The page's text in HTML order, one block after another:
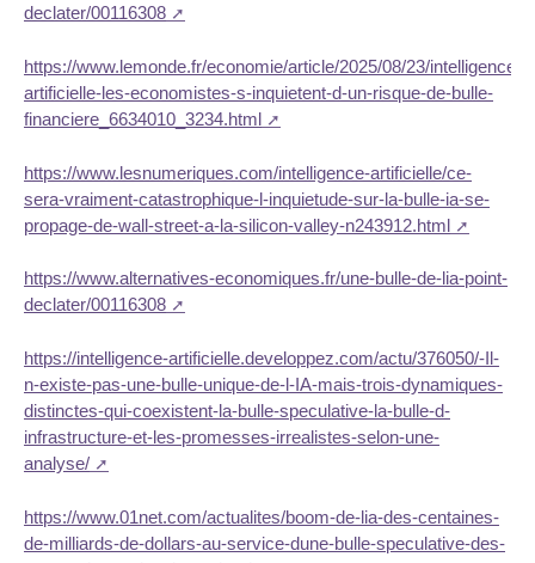
declater/00116308
https://www.lemonde.fr/economie/article/2025/08/23/intelligence-
artificielle-les-economistes-s-inquietent-d-un-risque-de-bulle-
financiere_6634010_3234.html
https://www.lesnumeriques.com/intelligence-artificielle/ce-
sera-vraiment-catastrophique-l-inquietude-sur-la-bulle-ia-se-
propage-de-wall-street-a-la-silicon-valley-n243912.html
https://www.alternatives-economiques.fr/une-bulle-de-lia-point-
declater/00116308
https://intelligence-artificielle.developpez.com/actu/376050/-Il-
n-existe-pas-une-bulle-unique-de-l-IA-mais-trois-dynamiques-
distinctes-qui-coexistent-la-bulle-speculative-la-bulle-d-
infrastructure-et-les-promesses-irrealistes-selon-une-
analyse/
https://www.01net.com/actualites/boom-de-lia-des-centaines-
de-milliards-de-dollars-au-service-dune-bulle-speculative-des-